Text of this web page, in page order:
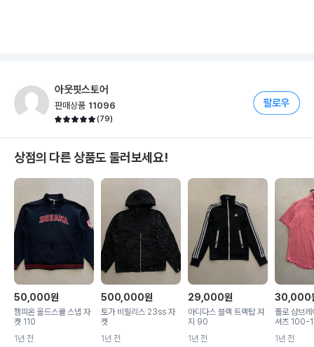
아웃핏스토어
판매상품 11096
(79)
상점의 다른 상품도 둘러보세요!
50,000원
챔피온 올드스쿨 스냅 자
켓 110
1년 전
500,000원
토가 비릴리스 23ss 자
켓
1년 전
29,000원
아디다스 블랙 트랙탑 져
지 90
1년 전
30,000
폴로 샴브
셔츠 100-
1년 전